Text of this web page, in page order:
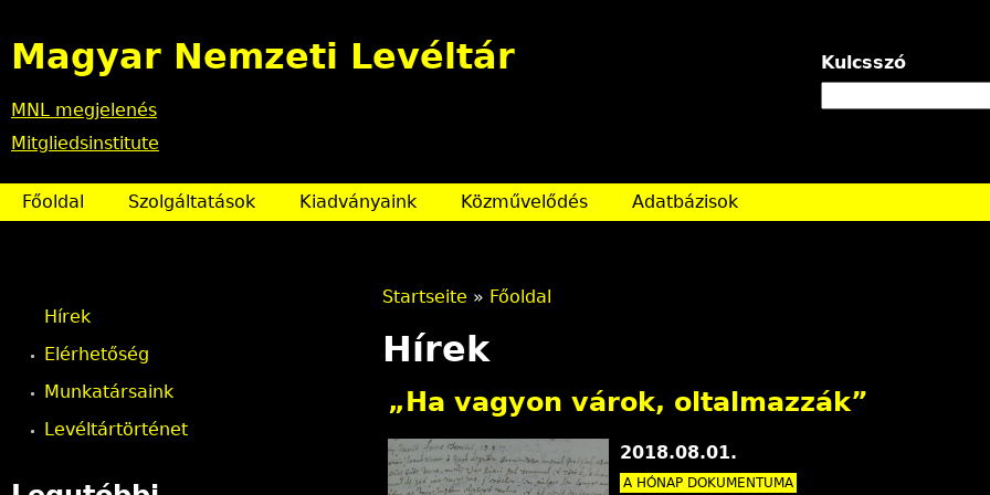
Magyar Nemzeti Levéltár Kulcsszó
MNL megjelenés
Mitgliedsinstitute
e
s
Startseite » Főoldal
Hírek
„Ha vagyon várok, oltalmazzák”
2018.08.01.
A HÓNAP DOKUMENTUMA
Főoldal Szolgáltatások Kiadványaink Közművelődés Adatbázisok
Hírek
Elérhetőség
Munkatársaink
Levéltártörténet